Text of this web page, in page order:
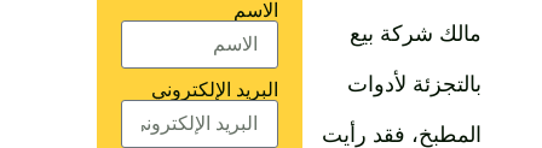
مالك شركة بيع
بالتجزئة لأدوات
المطبخ، فقد رأيت
الاسم
البريد الإلكتروني